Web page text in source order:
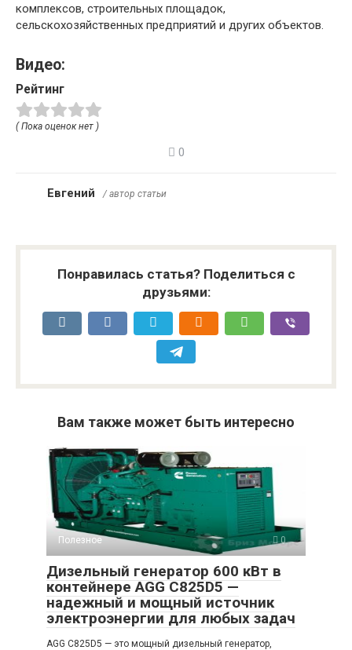
комплексов, строительных площадок,
сельскохозяйственных предприятий и других объектов.
Видео:
Рейтинг
( Пока оценок нет )
0
Евгений / автор статьи
Понравилась статья? Поделиться с
друзьями:
Вам также может быть интересно
Полезное 0
Дизельный генератор 600 кВт в
контейнере AGG C825D5 —
надежный и мощный источник
электроэнергии для любых задач
AGG C825D5 — это мощный дизельный генератор,